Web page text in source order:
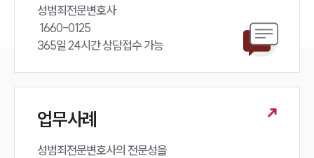
성범죄전문변호사
365일 24시간 상담접수 가능
업무사례
성범죄전문변호사의 전문성을